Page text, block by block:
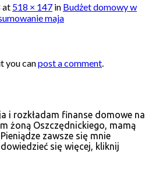
at 518 × 147 in Budżet domowy w
maja
you canpost a comment
i rozkładam finanse domowe na
żoną Oszczędnickiego, mamą
zawsze się mnie
się więcej, kliknij